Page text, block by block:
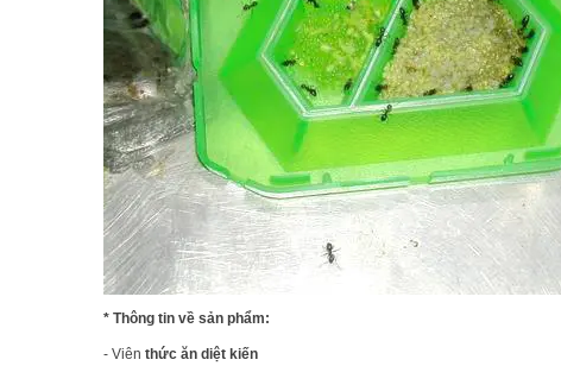
* Thông tin về sản phẩm:
- Viên thức ăn diệt kiến